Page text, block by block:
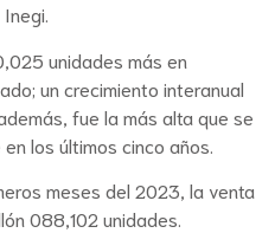
unidades más en
un crecimiento interanual
fue la más alta que se
los últimos cinco años.
meses del 2023, la venta
088,102 unidades.